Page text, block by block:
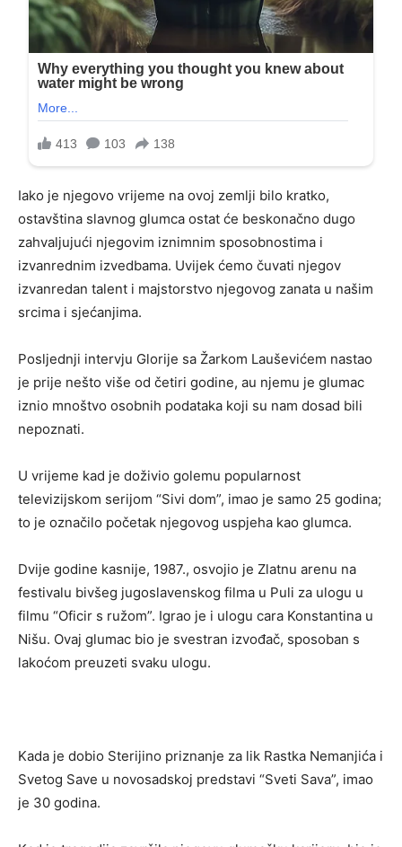
Iako je njegovo vrijeme na ovoj zemlji bilo kratko,
ostavština slavnog glumca ostat će beskonačno dugo
zahvaljujući njegovim iznimnim sposobnostima i
izvanrednim izvedbama. Uvijek ćemo čuvati njegov
izvanredan talent i majstorstvo njegovog zanata u našim
srcima i sjećanjima.
Posljednji intervju Glorije sa Žarkom Lauševićem nastao
je prije nešto više od četiri godine, au njemu je glumac
iznio mnoštvo osobnih podataka koji su nam dosad bili
nepoznati.
U vrijeme kad je doživio golemu popularnost
televizijskom serijom “Sivi dom”, imao je samo 25 godina;
to je označilo početak njegovog uspjeha kao glumca.
Dvije godine kasnije, 1987., osvojio je Zlatnu arenu na
festivalu bivšeg jugoslavenskog filma u Puli za ulogu u
filmu “Oficir s ružom”. Igrao je i ulogu cara Konstantina u
Nišu. Ovaj glumac bio je svestran izvođač, sposoban s
lakoćom preuzeti svaku ulogu.
Kada je dobio Sterijino priznanje za lik Rastka Nemanjića i
Svetog Save u novosadskoj predstavi “Sveti Sava”, imao
je 30 godina.